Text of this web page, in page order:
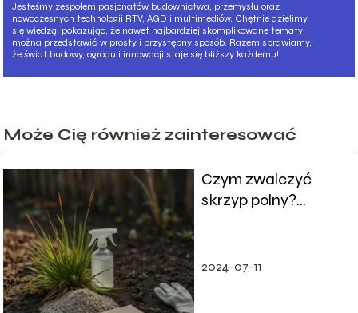
Jesteśmy zespołem pasjonatów budownictwa, przemysłu oraz
nowoczesnych technologii RTV, AGD i multimediów. Chętnie dzielimy
się wiedzą, pokazując, że nawet najbardziej skomplikowane tematy
można przedstawić w prosty i przystępny sposób. Razem sprawiamy,
że świat budowy, ogrodu i innowacji staje się bliższy każdemu!
Może Cię również zainteresować
Czym zwalczyć
skrzyp polny?
2024-07-11